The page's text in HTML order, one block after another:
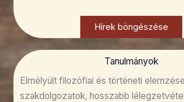
Hírek böngészése
Tanulmányok
Elmélyült filozófiai és történeti
szakdolgozatok, hosszabb